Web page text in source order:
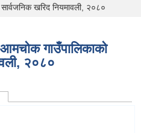
खरिद नियमावली, २०८०
गाउँपालिकाको
२०८०